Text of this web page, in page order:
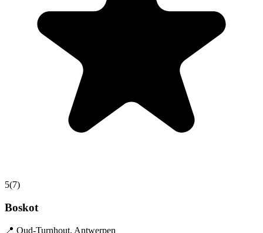
5(7)
Boskot
📍 Oud-Turnhout, Antwerpen